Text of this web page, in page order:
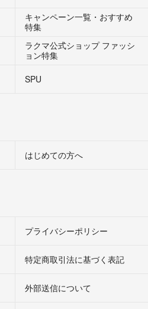
キャンペーン一覧・おすすめ
特集
ラクマ公式ショップ ファッシ
ョン特集
SPU
はじめての方へ
プライバシーポリシー
特定商取引法に基づく表記
外部送信について